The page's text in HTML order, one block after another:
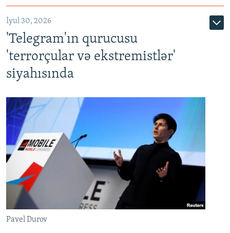
İyul 30, 2026
'Telegram'ın qurucusu
'terrorçular və ekstremistlər'
siyahısında
Pavel Durov